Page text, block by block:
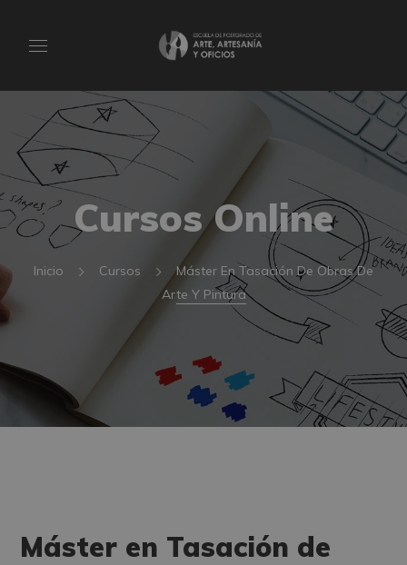
Cursos Online
Inicio Cursos
Máster En Tasación De Obras De
Arte Y Pintura
Máster en Tasación de